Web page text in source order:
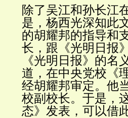
除了吴江和孙长江
是，杨西光深知此
的胡耀邦的指导和
长，跟《光明日报
《光明日报》的名
道，在中央党校《
经胡耀邦审定。他
校副校长。于是，
态》发表，可以借